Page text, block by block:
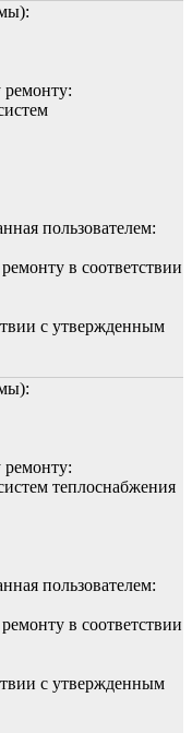
пользователем:
в соответствии
с утвержденным
теплоснабжения
пользователем:
в соответствии
с утвержденным